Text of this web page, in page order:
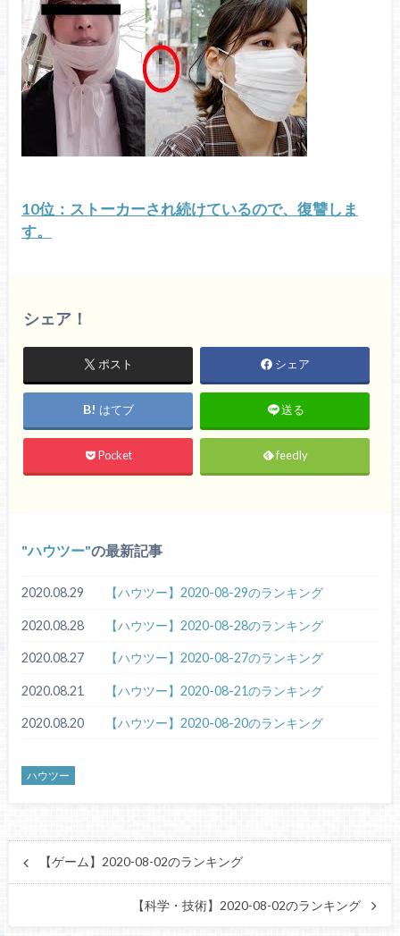
10位：ストーカーされ続けているので、復讐しま
す。
シェア！
ポスト シェア
はてブ 送る
Pocket feedly
ハウツー の最新記事
2020.08.29 【ハウツー】2020-08-29のランキング
2020.08.28 【ハウツー】2020-08-28のランキング
2020.08.27 【ハウツー】2020-08-27のランキング
2020.08.21 【ハウツー】2020-08-21のランキング
2020.08.20 【ハウツー】2020-08-20のランキング
ハウツー
【ゲーム】2020-08-02のランキング
【科学・技術】2020-08-02のランキング